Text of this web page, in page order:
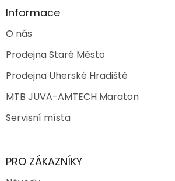
Informace
O nás
Prodejna Staré Město
Prodejna Uherské Hradiště
MTB JUVA-AMTECH Maraton
Servisní místa
PRO ZÁKAZNÍKY